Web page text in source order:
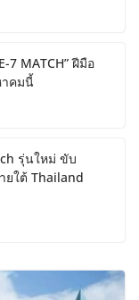
7 MATCH” ฝีมือ
าคมนี้
รุ่นใหม่ ขับ
ยใต้ Thailand